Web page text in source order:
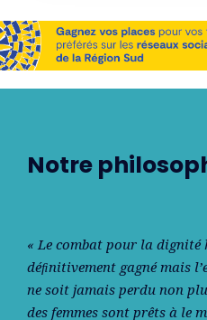
Notre
« Le combat pour la dignité
déﬁnitivement gagné mais
ne soit jamais perdu non
des femmes sont prêts à le